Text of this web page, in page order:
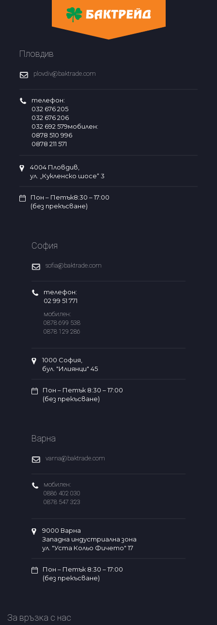
Пловдив
plovdiv@baktrade.com
телефон:
032 676 205
032 676 206
032 692 579мобилен:
0878 510 996
0878 211 571
4004 Пловдив,
ул. „Кукленско шосе“ 3
Пон – Петък8:30 – 17:00
(без прекъсване)
София
sofia@baktrade.com
телефон:
02 99 51 771
мобилен:
0878 699 538
0878 129 286
1000 София,
бул. "Илиянци" 45
Пон – Петък 8:30 – 17:00
(без прекъсване)
Варна
varna@baktrade.com
мобилен:
0886 402 030
0878 547 323
9000 Варна
Западна индустриална зона
ул. "Уста Кольо Фичето" 17
Пон – Петък 8:30 – 17:00
(без прекъсване)
За връзка с нас